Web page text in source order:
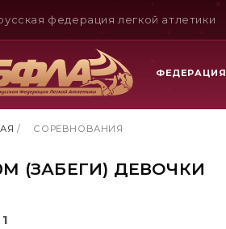
федерация легкой атлетики
ФЕДЕРАЦИЯ
/ СОРЕВНОВАНИЯ
(ЗАБЕГИ) ДЕВОЧКИ
1